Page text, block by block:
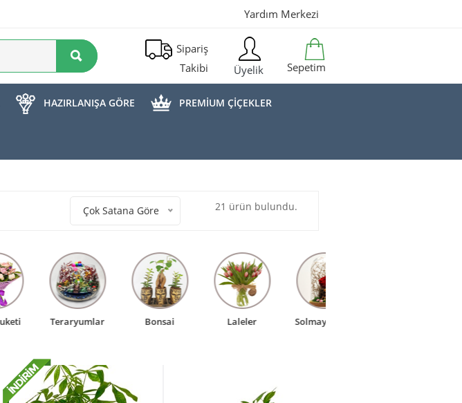
Yardım Merkezi
Sipariş
Takibi
Üyelik Sepetim
HAZIRLANIŞA GÖRE PREMİUM ÇİÇEKLER
Çok Satana Göre 21 ürün bulundu.
Teraryumlar Solmayan Gül